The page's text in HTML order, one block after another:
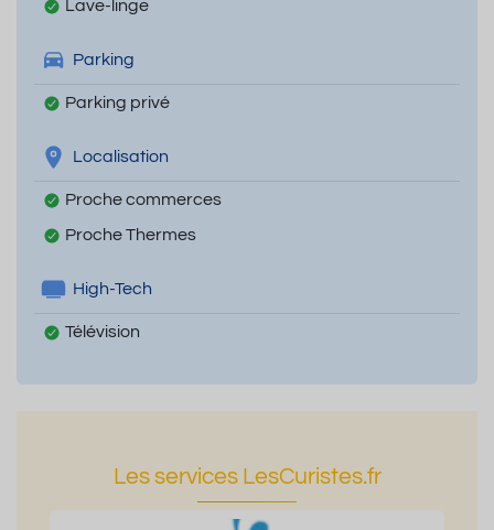
Lave-linge
Parking
Parking privé
Localisation
Proche commerces
Proche Thermes
High-Tech
Télévision
Les services LesCuristes.fr